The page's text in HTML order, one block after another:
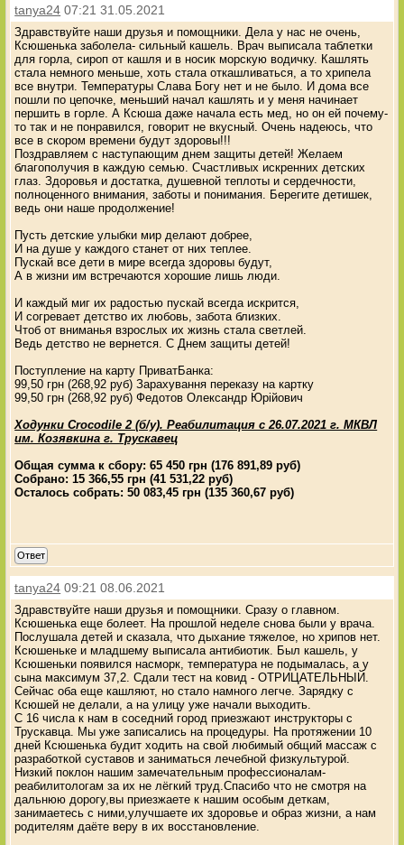
tanya24 07:21 31.05.2021
Здравствуйте наши друзья и помощники. Дела у нас не очень,
Ксюшенька заболела- сильный кашель. Врач выписала таблетки
для горла, сироп от кашля и в носик морскую водичку. Кашлять
стала немного меньше, хоть стала откашливаться, а то хрипела
все внутри. Температуры Слава Богу нет и не было. И дома все
пошли по цепочке, меньший начал кашлять и у меня начинает
першить в горле. А Ксюша даже начала есть мед, но он ей почему-
то так и не понравился, говорит не вкусный. Очень надеюсь, что
все в скором времени будут здоровы!!!
Поздравляем с наступающим днем защиты детей! Желаем
благополучия в каждую семью. Счастливых искренних детских
глаз. Здоровья и достатка, душевной теплоты и сердечности,
полноценного внимания, заботы и понимания. Берегите детишек,
ведь они наше продолжение!
Пусть детские улыбки мир делают добрее,
И на душе у каждого станет от них теплее.
Пускай все дети в мире всегда здоровы будут,
А в жизни им встречаются хорошие лишь люди.
И каждый миг их радостью пускай всегда искрится,
И согревает детство их любовь, забота близких.
Чтоб от вниманья взрослых их жизнь стала светлей.
Ведь детство не вернется. С Днем защиты детей!
Поступление на карту ПриватБанка:
99,50 грн (268,92 руб) Зарахування переказу на картку
99,50 грн (268,92 руб) Федотов Олександр Юрійович
Ходунки Crocodile 2 (б/у). Реабилитация с 26.07.2021 г. МКВЛ
им. Козявкина г. Трускавец
Общая сумма к сбору: 65 450 грн (176 891,89 руб)
Собрано: 15 366,55 грн (41 531,22 руб)
Осталось собрать: 50 083,45 грн (135 360,67 руб)
Ответ
tanya24 09:21 08.06.2021
Здравствуйте наши друзья и помощники. Сразу о главном.
Ксюшенька еще болеет. На прошлой неделе снова были у врача.
Послушала детей и сказала, что дыхание тяжелое, но хрипов нет.
Ксюшеньке и младшему выписала антибиотик. Был кашель, у
Ксюшеньки появился насморк, температура не подымалась, а у
сына максимум 37,2. Сдали тест на ковид - ОТРИЦАТЕЛЬНЫЙ.
Сейчас оба еще кашляют, но стало намного легче. Зарядку с
Ксюшей не делали, а на улицу уже начали выходить.
С 16 числа к нам в соседний город приезжают инструкторы с
Трускавца. Мы уже записались на процедуры. На протяжении 10
дней Ксюшенька будит ходить на свой любимый общий массаж с
разработкой суставов и заниматься лечебной физкультурой.
Низкий поклон нашим замечательным профессионалам-
реабилитологам за их не лёгкий труд.Спасибо что не смотря на
дальнюю дорогу,вы приезжаете к нашим особым деткам,
занимаетесь с ними,улучшаете их здоровье и образ жизни, а нам
родителям даёте веру в их восстановление.